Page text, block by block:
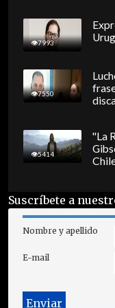
7993
7550
5414
"La
Suscríbete a
Nombre y apellido
E-mail